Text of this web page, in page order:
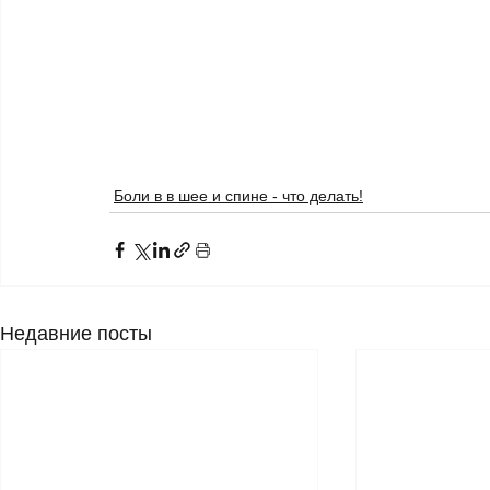
Боли в в шее и спине - что делать!
Недавние посты